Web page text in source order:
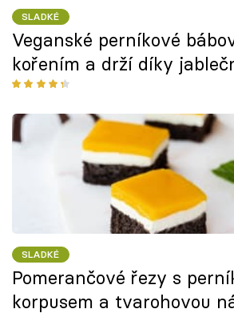
SLADKÉ
Veganské perníkové
kořením a drží díky
SLADKÉ
Pomerančové řezy s
korpusem a tvarohovou